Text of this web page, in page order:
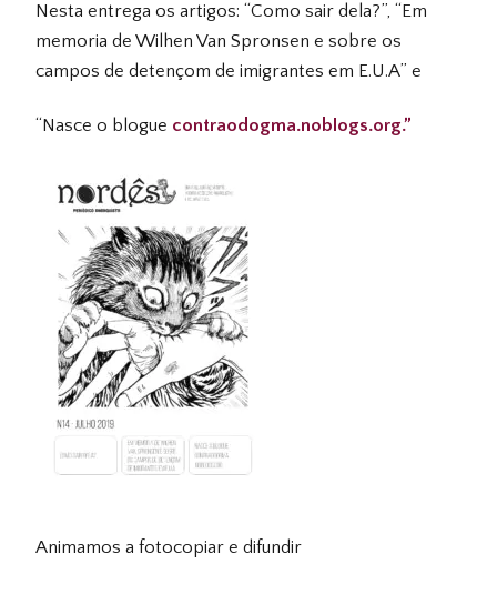
Nesta entrega os artigos: “Como sair dela?”, “Em
memoria de Wilhen Van Spronsen e sobre os
campos de detençom de imigrantes em E.U.A” e
“Nasce o blogue contraodogma.noblogs.org.”
Animamos a fotocopiar e difundir